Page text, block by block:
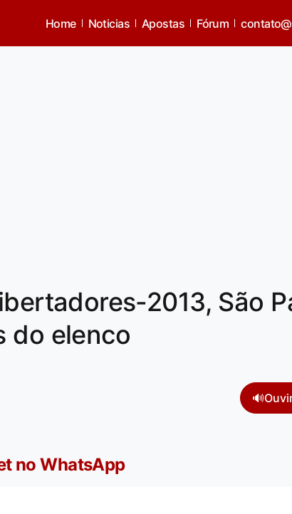
Home Noticias Apostas Fórum
2013, São
do elenco
🔊
no WhatsApp